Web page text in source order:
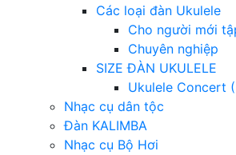
Các loại đàn Ukulele
Cho người mới
Chuyên nghiệp
SIZE ĐÀN UKULELE
Ukulele Concert
Nhạc cụ dân tộc
Đàn KALIMBA
Nhạc cụ Bộ Hơi